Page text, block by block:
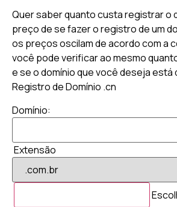
Quer saber quanto custa registrar o
preço de se fazer o registro de um
os preços oscilam de acordo com a
você pode verificar ao mesmo
e se o domínio que você deseja está
Registro de Domínio .cn
Domínio:
Extensão